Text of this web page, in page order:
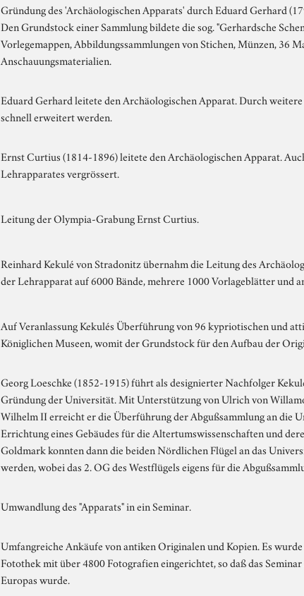
Gründung des 'Archäologischen Apparats' durch Eduard Gerhard
Den Grundstock einer Sammlung bildete die sog. "Gerhardsche
Vorlegemappen, Abbildungssammlungen von Stichen, Münzen, 36
Anschauungsmaterialien.
Eduard Gerhard leitete den Archäologischen Apparat. Durch
schnell erweitert werden.
Ernst Curtius (1814-1896) leitete den Archäologischen Apparat.
Lehrapparates vergrössert.
Leitung der Olympia-Grabung Ernst Curtius.
Reinhard Kekulé von Stradonitz übernahm die Leitung des
der Lehrapparat auf 6000 Bände, mehrere 1000 Vorlageblätter und
Auf Veranlassung Kekulés Überführung von 96 kypriotischen und
Königlichen Museen, womit der Grundstock für den Aufbau der
Georg Loeschke (1852-1915) führt als designierter Nachfolger
Gründung der Universität. Mit Unterstützung von Ulrich von
Wilhelm II erreicht er die Überführung der Abgußsammlung an die
Errichtung eines Gebäudes für die Altertumswissenschaften und
Goldmark konnten dann die beiden Nördlichen Flügel an das
werden, wobei das 2. OG des Westflügels eigens für die
Umwandlung des "Apparats" in ein Seminar.
Umfangreiche Ankäufe von antiken Originalen und Kopien. Es
Fotothek mit über 4800 Fotografien eingerichtet, so daß das
Europas wurde.